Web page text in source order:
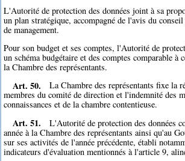
L'Autorité de protection des données joint à sa
un plan stratégique, accompagné de l'avis du
de management.
Pour son budget et ses comptes, l'Autorité de
un schéma budgétaire et des comptes comparable
la Chambre des représentants.
Art. 50.
La Chambre des représentants fixe la
membres du comité de direction et l'indemnité des
connaissances et de la chambre contentieuse.
Art. 51.
L'Autorité de protection des données
année à la Chambre des représentants ainsi qu'au
sur ses activités de l'année précédente, établi
indicateurs d'évaluation mentionnés à l'article 9,